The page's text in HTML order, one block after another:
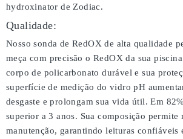
hydroxinator de Zodiac.
Qualidade:
Nosso sonda de RedOX de alta qualidade
meça com precisão o RedOX da sua
corpo de policarbonato durável e sua
superfície de medição do vidro pH
desgaste e prolongam sua vida útil. Em
superior a 3 anos. Sua composição permite
manutenção, garantindo leituras confiáveis